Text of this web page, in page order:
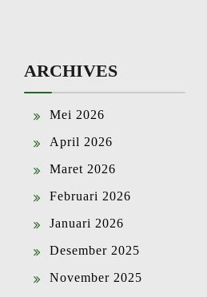
ARCHIVES
Mei 2026
April 2026
Maret 2026
Februari 2026
Januari 2026
Desember 2025
November 2025